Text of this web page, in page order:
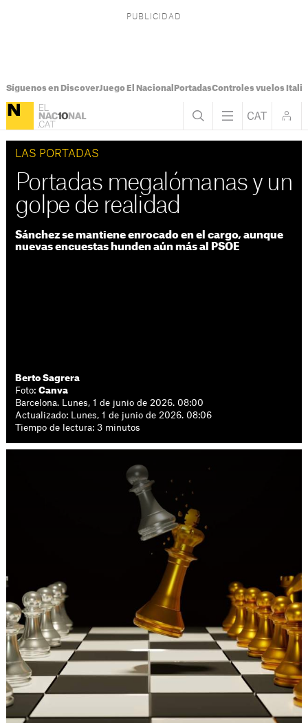
Síguenos en DiscoverJuego El Nacional PortadasControles vuelos Italia
LAS PORTADAS
Portadas megalómanas y un
golpe de realidad
Sánchez se mantiene enrocado en el cargo, aunque
nuevas encuestas hunden aún más al PSOE
Berto Sagrera
Foto:Canva
Barcelona. Lunes, 1 de junio de 2026. 08:00
Actualizado: Lunes, 1 de junio de 2026. 08:06
Tiempo de lectura: 3 minutos